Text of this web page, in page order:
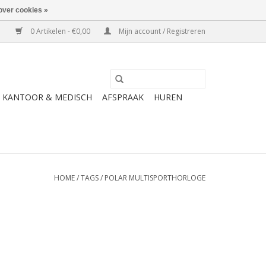
0 Artikelen - €0,00 Mijn account / Registreren
KANTOOR & MEDISCH AFSPRAAK HUREN
HOME/TAGS/ POLAR MULTISPORTHORLOGE
cookies »